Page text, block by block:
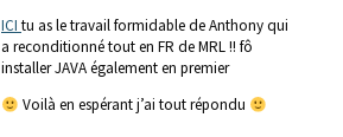
ICItu as le travail formidable de Anthony qui
a reconditionné tout en FR de MRL !! fô
installer JAVA également en premier
Voilà en espérant j’ai tout répondu